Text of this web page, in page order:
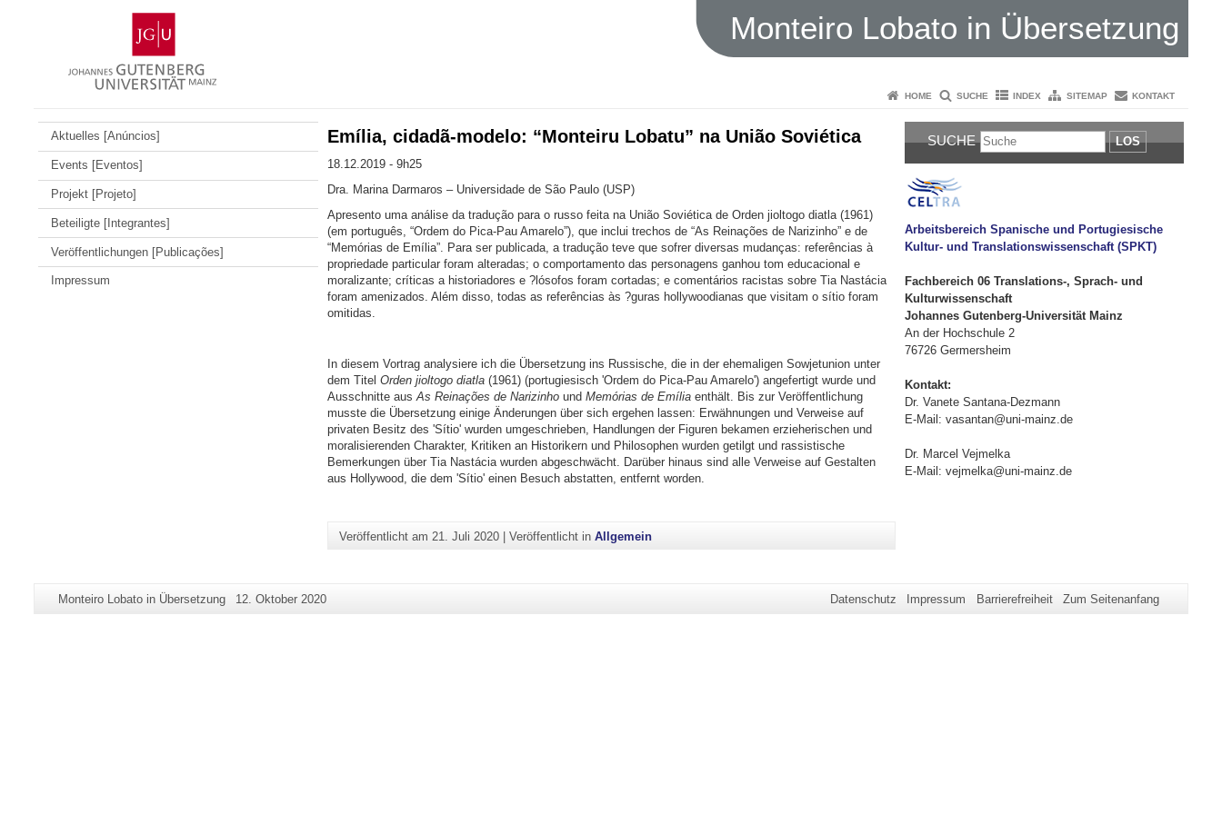
Gutenberg-
Universität
Mainz
Monteiro Lobato in Übersetzung
HOME SUCHE INDEX SITEMAP KONTAKT
Aktuelles [Anúncios]
Events [Eventos]
Projekt [Projeto]
Beteiligte [Integrantes]
Veröffentlichungen [Publicações]
Impressum
Emília, cidadã-modelo: “Monteiru Lobatu” na União Soviética
18.12.2019 - 9h25
Dra. Marina Darmaros – Universidade de São Paulo (USP)
Apresento uma análise da tradução para o russo feita na União Soviética de Orden jioltogo diatla (1961)
(em português, “Ordem do Pica-Pau Amarelo”), que inclui trechos de “As Reinações de Narizinho” e de
“Memórias de Emília”. Para ser publicada, a tradução teve que sofrer diversas mudanças: referências à
propriedade particular foram alteradas; o comportamento das personagens ganhou tom educacional e
moralizante; críticas a historiadores e ?lósofos foram cortadas; e comentários racistas sobre Tia Nastácia
foram amenizados. Além disso, todas as referências às ?guras hollywoodianas que visitam o sítio foram
omitidas.
In diesem Vortrag analysiere ich die Übersetzung ins Russische, die in der ehemaligen Sowjetunion unter
dem Titel Orden jioltogo diatla(1961) (portugiesisch 'Ordem do Pica-Pau Amarelo') angefertigt wurde und
Ausschnitte ausAs Reinações de Narizinhound Memórias de Emíliaenthält. Bis zur Veröffentlichung
musste die Übersetzung einige Änderungen über sich ergehen lassen: Erwähnungen und Verweise auf
privaten Besitz des 'Sítio' wurden umgeschrieben, Handlungen der Figuren bekamen erzieherischen und
moralisierenden Charakter, Kritiken an Historikern und Philosophen wurden getilgt und rassistische
Bemerkungen über Tia Nastácia wurden abgeschwächt. Darüber hinaus sind alle Verweise auf Gestalten
aus Hollywood, die dem 'Sítio' einen Besuch abstatten, entfernt worden.
Veröffentlicht am 21. Juli 2020 |Veröffentlicht inAllgemein
SUCHE LOS
Arbeitsbereich Spanische und Portugiesische
Kultur- und Translationswissenschaft (SPKT)
Fachbereich 06 Translations-, Sprach- und
Kulturwissenschaft
Johannes Gutenberg-Universität Mainz
An der Hochschule 2
76726 Germersheim
Kontakt:
Dr. Vanete Santana-Dezmann
E-Mail: vasantan@uni-mainz.de
Dr. Marcel Vejmelka
E-Mail: vejmelka@uni-mainz.de
Zusätzliche
Seiten-
Monteiro Lobato in Übersetzung
Letzte
12. Oktober 2020 Datenschutz Impressum Barrierefreiheit Zum Seitenanfang